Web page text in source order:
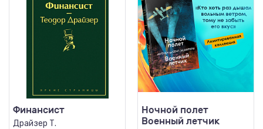
Финансист
Драйзер Т.
Ночной полет
Военный летчик